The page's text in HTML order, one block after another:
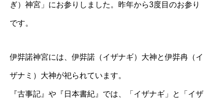
ぎ）神宮」にお参りしました。昨年から3度目のお参り
です。
伊弉諾神宮には、伊弉諾（イザナギ）大神と伊弉冉（イ
ザナミ）大神が祀られています。
『古事記』や『日本書紀』では、「イザナギ」と「イザ